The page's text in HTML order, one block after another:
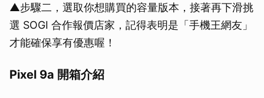
▲步驟二，選取你想購買的容量版本，接著再下滑挑
選 SOGI 合作報價店家，記得表明是「手機王網友」
才能確保享有優惠喔！
Pixel 9a 開箱介紹